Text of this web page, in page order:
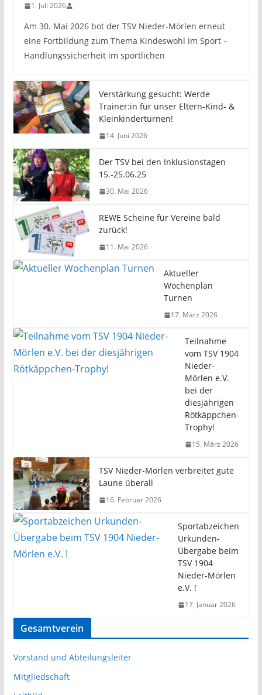
1. Juli 2026
Am 30. Mai 2026 bot der TSV Nieder-Mörlen erneut
eine Fortbildung zum Thema Kindeswohl im Sport –
Handlungssicherheit im sportlichen
Verstärkung gesucht: Werde
Trainer:in für unser Eltern-Kind- &
Kleinkinderturnen!
14. Juni 2026
Der TSV bei den Inklusionstagen
15.-25.06.25
30. Mai 2026
REWE Scheine für Vereine bald
zurück!
11. Mai 2026
Aktueller
Wochenplan
Turnen
17. März 2026
Teilnahme
vom TSV 1904
Nieder-
Mörlen e.V.
bei der
diesjährigen
Rötkäppchen-
Trophy!
15. März 2026
TSV Nieder-Mörlen verbreitet gute
Laune überall
16. Februar 2026
Sportabzeichen
Urkunden-
Übergabe beim
TSV 1904
Nieder-Mörlen
e.V. !
17. Januar 2026
Gesamtverein
Vorstand und Abteilungsleiter
Mitgliedschaft